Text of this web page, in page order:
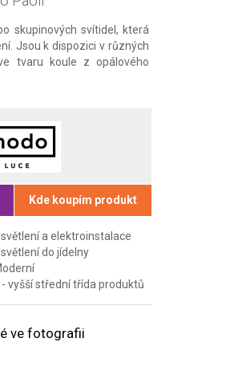
skupinových svítidel, která
Jsou k dispozici v různých
tvaru koule z opálového
Kde koupím produkt
a elektroinstalace
do jídelny
- vyšší střední třída produktů
ve fotografii